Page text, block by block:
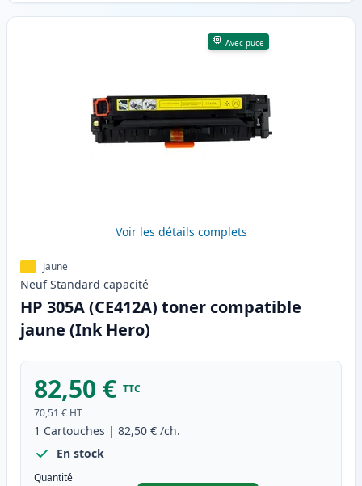
Avec puce
Voir les détails complets
Jaune
Neuf Standard capacité
HP 305A (CE412A) toner compatible
jaune (Ink Hero)
82,50 € TTC
70,51 € HT
1 Cartouches | 82,50 € /ch.
En stock
Quantité